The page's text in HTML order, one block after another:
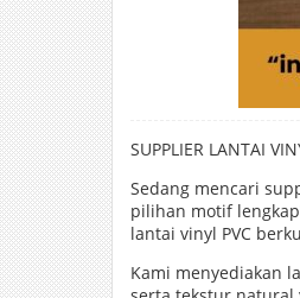
SUPPLIER LANTAI
Sedang mencari
pilihan motif
lantai vinyl PVC
Kami menyediakan